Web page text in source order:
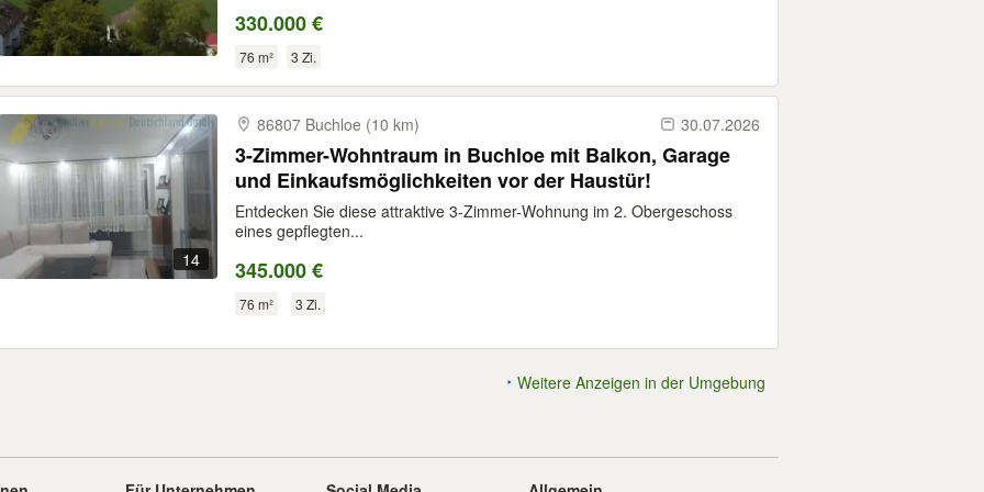
330.000 €
76 m² 3 Zi.
14
86807 Buchloe (10 km) 30.07.2026
3-Zimmer-Wohntraum in Buchloe mit Balkon, Garage
und Einkaufsmöglichkeiten vor der Haustür!
Entdecken Sie diese attraktive 3-Zimmer-Wohnung im 2. Obergeschoss
eines gepflegten...
345.000 €
76 m² 3 Zi.
Weitere Anzeigen in der Umgebung